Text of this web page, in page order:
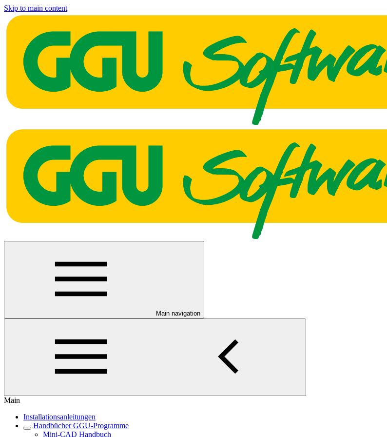
Skip to main content
Main navigation
Main
Installationsanleitungen
Handbücher GGU-Programme
Mini-CAD Handbuch